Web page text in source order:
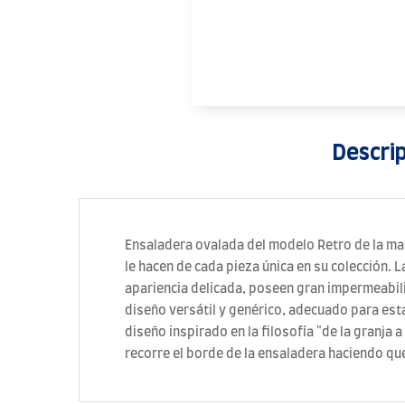
Ensaladera ovalada del modelo Retro de la
le hacen de cada pieza única en su
apariencia delicada, poseen gran
diseño versátil y genérico, adecuado para
diseño inspirado en la filosofía "de la granja
recorre el borde de la ensaladera haciendo